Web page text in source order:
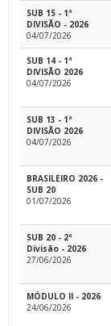
SUB 15 - 1ª
DIVISÃO - 2026
04/07/2026
SUB 14 - 1ª
DIVISÃO 2026
04/07/2026
SUB 13 - 1ª
DIVISÃO 2026
04/07/2026
BRASILEIRO 2026 -
SUB 20
01/07/2026
SUB 20 - 2ª
Divisão - 2026
27/06/2026
MÓDULO II - 2026
24/06/2026